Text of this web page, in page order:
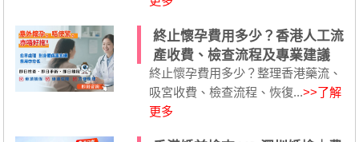
終止懷孕費用多少？香港人工流
產收費、檢查流程及專業建議
終止懷孕費用多少？整理香港藥流、
吸宮收費、檢查流程、恢復...>>了解
更多